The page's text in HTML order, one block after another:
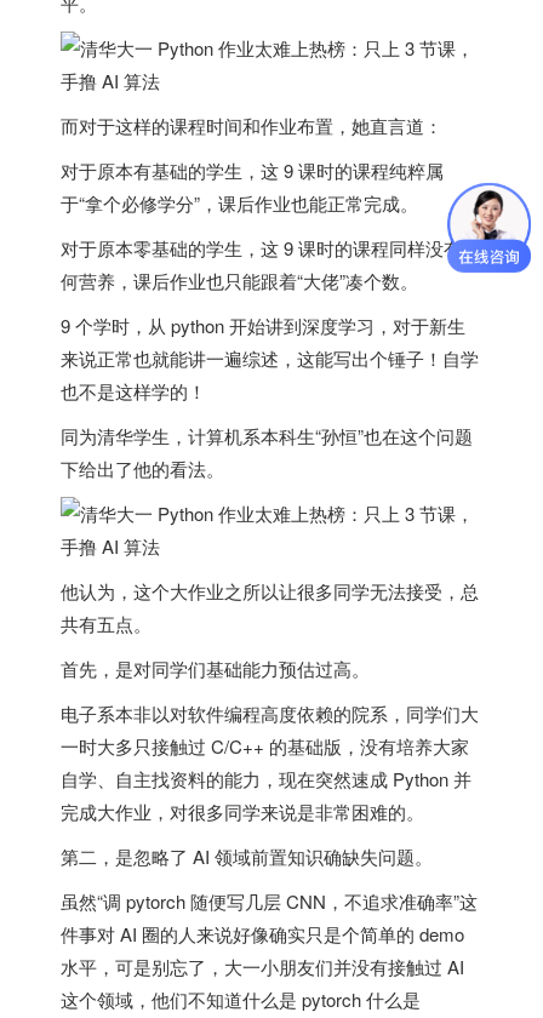
而对于这样的课程时间和作业布置，她直言道：
对于原本有基础的学生，这 9 课时的课程纯粹属
于“拿个必修学分”，课后作业也能正常完成。
对于原本零基础的学生，这 9 课时的课程同样没有任
何营养，课后作业也只能跟着“大佬”凑个数。
9 个学时，从 python 开始讲到深度学习，对于新生
来说正常也就能讲一遍综述，这能写出个锤子！自学
也不是这样学的！
同为清华学生，计算机系本科生“孙恒”也在这个问题
下给出了他的看法。
他认为，这个大作业之所以让很多同学无法接受，总
共有五点。
首先，是对同学们基础能力预估过高。
电子系本非以对软件编程高度依赖的院系，同学们大
一时大多只接触过 C/C++ 的基础版，没有培养大家
自学、自主找资料的能力，现在突然速成 Python 并
完成大作业，对很多同学来说是非常困难的。
第二，是忽略了 AI 领域前置知识确缺失问题。
虽然“调 pytorch 随便写几层 CNN，不追求准确率”这
件事对 AI 圈的人来说好像确实只是个简单的 demo
水平，可是别忘了，大一小朋友们并没有接触过 AI
这个领域，他们不知道什么是 pytorch 什么是